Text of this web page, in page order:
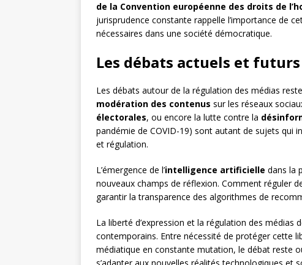
de la Convention européenne des droits de
jurisprudence constante rappelle l’importance de
nécessaires dans une société démocratique.
Les débats actuels et futurs
Les débats autour de la régulation des médias
modération des contenus sur les réseaux
électorales, ou encore la lutte contre la
pandémie de COVID-19) sont autant de sujets qui
et régulation.
L’émergence de l’intelligence artificielle dans la
nouveaux champs de réflexion. Comment réguler
garantir la transparence des algorithmes de
La liberté d’expression et la régulation des
contemporains. Entre nécessité de protéger cette
médiatique en constante mutation, le débat reste